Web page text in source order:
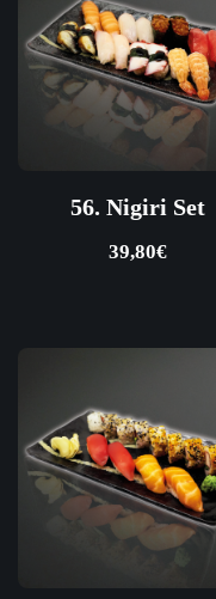
56. Nigiri Set
39,80€